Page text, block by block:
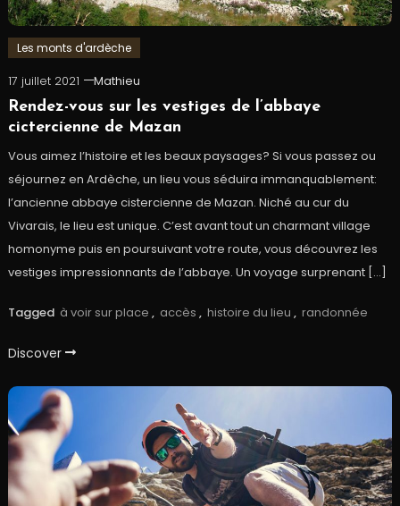
Les monts d'ardèche
17 juillet 2021
Mathieu
Rendez-vous sur les vestiges de l’abbaye
cictercienne de Mazan
Vous aimez l’histoire et les beaux paysages? Si vous passez ou
séjournez en Ardèche, un lieu vous séduira immanquablement:
l’ancienne abbaye cistercienne de Mazan. Niché au cur du
Vivarais, le lieu est unique. C’est avant tout un charmant village
homonyme puis en poursuivant votre route, vous découvrez les
vestiges impressionnants de l’abbaye. Un voyage surprenant […]
Tagged à voir sur place , accès , histoire du lieu , randonnée
Discover